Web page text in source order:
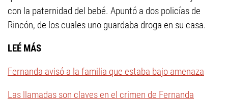
con la paternidad del bebé. Apuntó a dos policías de
Rincón, de los cuales uno guardaba droga en su casa.
LEÉ MÁS
Fernanda avisó a la familia que estaba bajo amenaza
Las llamadas son claves en el crimen de Fernanda